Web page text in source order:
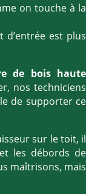
on touche à la
d’entrée est plus
de bois haute
nos techniciens
de supporter ce
sur le toit, il
les débords de
maîtrisons, mais